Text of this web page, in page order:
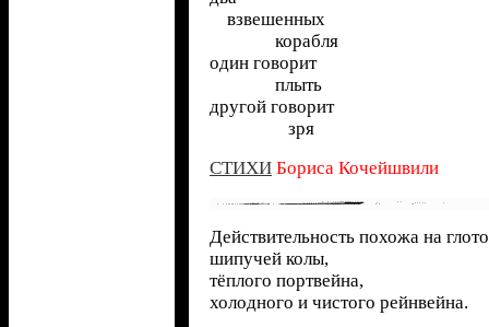
взвешенных
корабля
один говорит
плыть
другой говорит
зря
СТИХИ Бориса Кочейшвили
Действительность похожа на
шипучей колы,
тёплого портвейна,
холодного и чистого рейнвейна.